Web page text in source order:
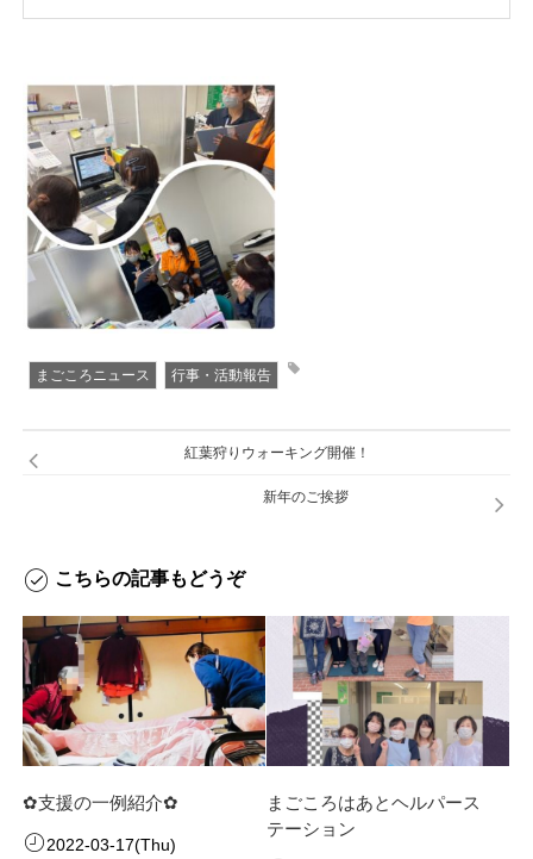
まごころニュース 行事・活動報告
紅葉狩りウォーキング開催！
新年のご挨拶
こちらの記事もどうぞ
✿支援の一例紹介✿
2022-03-17(Thu)
まごころはあとヘルパース
テーション